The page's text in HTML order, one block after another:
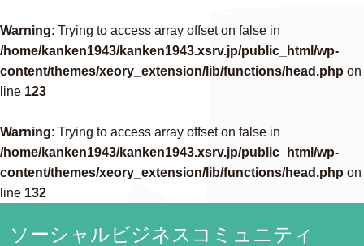
Warning: Trying to access array offset on false in
/home/kanken1943/kanken1943.xsrv.jp/public_html/wp-
content/themes/xeory_extension/lib/functions/head.php on
line 123
Warning: Trying to access array offset on false in
/home/kanken1943/kanken1943.xsrv.jp/public_html/wp-
content/themes/xeory_extension/lib/functions/head.php on
line 132
ソーシャルビジネスコミュニティ